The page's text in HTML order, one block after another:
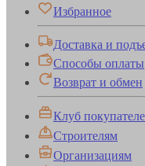
Избранное
Доставка и
Способы оплаты
Возврат и обмен
Клуб
Строителям
Организациям